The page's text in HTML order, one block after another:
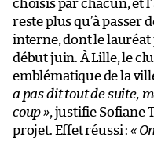
choisis par chacun, et
reste plus qu’à passer
interne, dont le
début juin. À Lille, le
emblématique de la
a pas dit tout de suite,
coup », justifie Sofiane
projet. Effet réussi : «